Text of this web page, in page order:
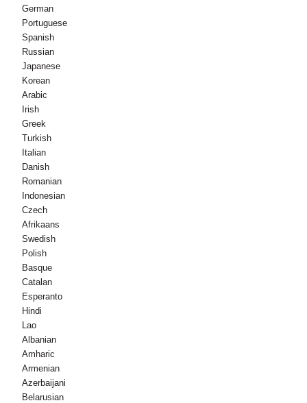
German
Portuguese
Spanish
Russian
Japanese
Korean
Arabic
Irish
Greek
Turkish
Italian
Danish
Romanian
Indonesian
Czech
Afrikaans
Swedish
Polish
Basque
Catalan
Esperanto
Hindi
Lao
Albanian
Amharic
Armenian
Azerbaijani
Belarusian